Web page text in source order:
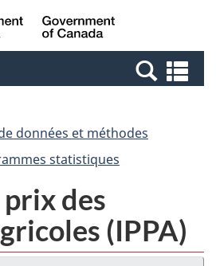
Passer
au
Passer
à
Canada
et
données et méthodes
statistiques
des
(IPPA)